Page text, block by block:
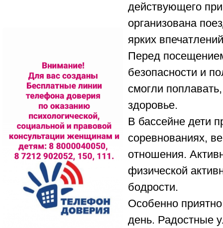
действующего
организована
ярких
Перед
безопасности и
смогли
здоровье.
В бассейне дети
соревнованиях,
отношения.
физической
бодрости.
Особенно
день. Радостные